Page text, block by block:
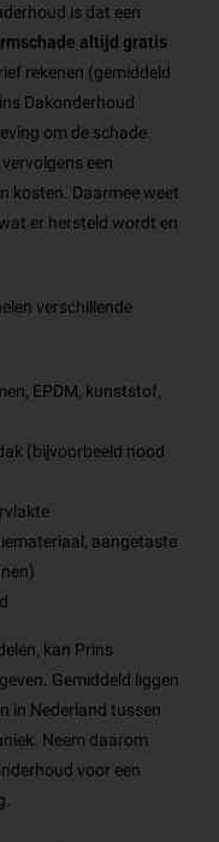
is dat een
altijd gratis
rekenen (gemiddeld
Dakonderhoud
om de schade
een
kosten. Daarmee weet
er hersteld wordt en
verschillende
EPDM, kunststof,
(bijvoorbeeld nood
aangetaste
kan Prins
Gemiddeld liggen
in Nederland tussen
Neem daarom
voor een